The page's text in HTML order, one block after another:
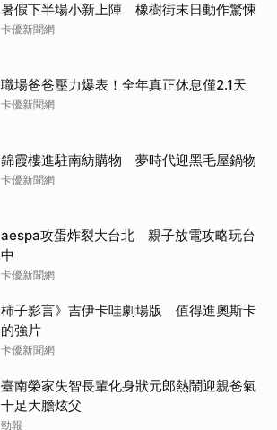
暑假下半場小新上陣 橡樹街末日動作驚悚
卡優新聞網
職場爸爸壓力爆表！全年真正休息僅2.1天
卡優新聞網
錦霞樓進駐南紡購物 夢時代迎黑毛屋鍋物
卡優新聞網
aespa攻蛋炸裂大台北 親子放電攻略玩台
中
卡優新聞網
柿子影言》吉伊卡哇劇場版 值得進奧斯卡
的強片
卡優新聞網
臺南榮家失智長輩化身狀元郎熱鬧迎親爸氣
十足大膽炫父
勁報